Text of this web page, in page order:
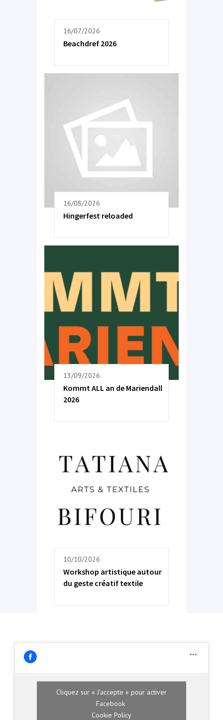
16/07/2026
Beachdref 2026
16/08/2026
Hingerfest reloaded
13/09/2026
Kommt ALL an de Mariendall
2026
10/10/2026
Workshop artistique autour
du geste créatif textile
Cliquez sur « J’accepte » pour activer
Facebook
Cookie Policy